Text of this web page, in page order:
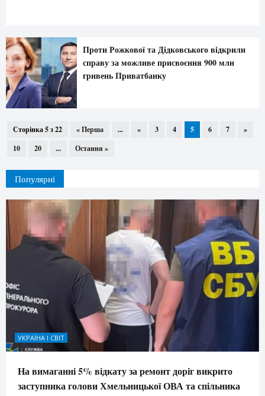
Проти Рожкової та Дідковського відкрили
справу за можливе присвоєння 900 млн
гривень Приватбанку
Сторінка 5 з 22 « Перша ... « 3 4 5 6 7
»
10
20 ... Остання »
Популярні
УКРАЇНА І СВІТ
На вимаганні 5% відкату за ремонт доріг викрито
заступника голови Хмельницької ОВА та спільника